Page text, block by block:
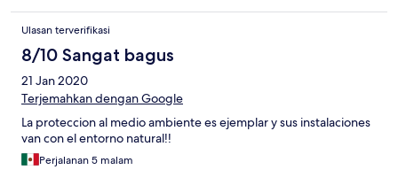
Ulasan terverifikasi
8/10 Sangat bagus
21 Jan 2020
Terjemahkan dengan Google
La proteccion al medio ambiente es ejemplar y sus instalaciones
van con el entorno natural!!
Perjalanan 5 malam